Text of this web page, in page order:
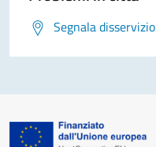
Segnala disservizio